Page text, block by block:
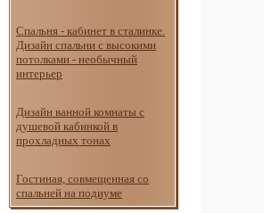
Спальня - кабинет в сталинке.
Дизайн спальни с высокими
потолками - необычный
интерьер
Дизайн ванной комнаты с
душевой кабинкой в
прохладных тонах
Гостиная, совмещенная со
спальней на подиуме